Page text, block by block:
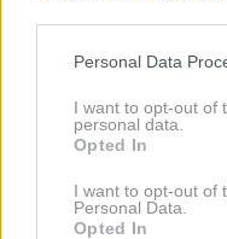
Please note that this
not limited to your visit
grant or deny consent
use your data for below
consent section.
Personal Data
I want to opt-out of
personal data.
Opted In
I want to opt-out of
Personal Data.
Opted In
sprememb.
Pri tem
BMW-jev – modre
zadnjega odbijača
da mu električni
maske motorja.